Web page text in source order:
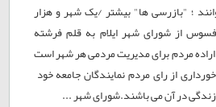
؛ "بازرسی ها" بیشتر /یک شهر و هزار
از شورای شهر ایلام به قلم فرشته
مردم برای مدیریت مردمی هر شهر است
از رای مردم نمایندگان جامعه خود
زندگی در آن می باشند.شورای شهر ...